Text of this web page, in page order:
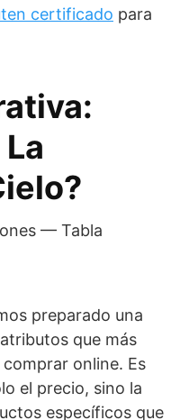
certificado para
preparado una
que más
online. Es
el precio, sino la
específicos que